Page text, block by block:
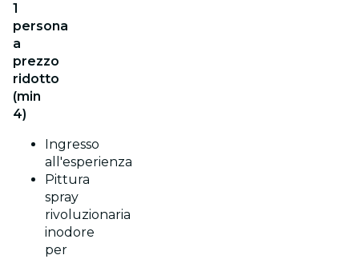
1
persona
a
prezzo
ridotto
(min
4)
Ingresso
all'esperienza
Pittura
spray
rivoluzionaria
inodore
per